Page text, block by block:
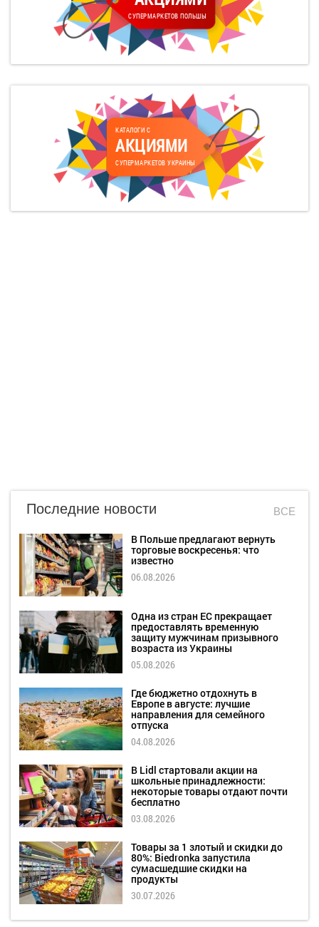
СУПЕРМАРКЕТОВ ПОЛЬШЫ
КАТАЛОГИ С
АКЦИЯМИ
СУПЕРМАРКЕТОВ УКРАИНЫ
Последние новости ВСЕ
В Польше предлагают вернуть
торговые воскресенья: что
известно
06.08.2026
Одна из стран ЕС прекращает
предоставлять временную
защиту мужчинам призывного
возраста из Украины
05.08.2026
Где бюджетно отдохнуть в
Европе в августе: лучшие
направления для семейного
отпуска
04.08.2026
В Lidl стартовали акции на
школьные принадлежности:
некоторые товары отдают почти
бесплатно
03.08.2026
Товары за 1 злотый и скидки до
80%: Biedronka запустила
сумасшедшие скидки на
продукты
30.07.2026